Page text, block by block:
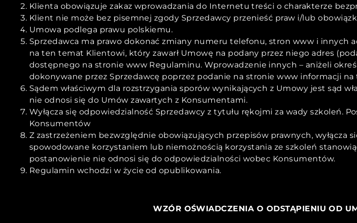
Klienta obowiązuje zakaz wprowadzania do Internetu treści o charakterze
Klient nie może bez pisemnej zgody Sprzedawcy przenieść praw i/lub
Umowa podlega prawu polskiemu.
Sprzedawca ma prawo dokonać zmiany numeru telefonu, stron www i innych
na ten temat Klientowi, który zawarł Umowę na podany przez niego adres
dostępnego na stronie www Regulaminu. Wprowadzenie innych – aniżeli
dokonywane przez Sprzedawcę poprzez podanie na stronie www informacji
Sądem właściwym dla rozstrzygania sporów wynikających z Umowy jest sąd
nie odnosi się do Umów zawartych z Konsumentami.
Wyłącza się odpowiedzialność Sprzedawcy z tytułu rękojmi za wady szkoleń.
Konsumentów
Z zastrzeżeniem bezwzględnie obowiązujących przepisów prawnych, wyłącza
spowodowane korzystaniem lub niemożnością korzystania ze szkoleń
postanowienie nie odnosi się do odpowiedzialności wobec Konsumentów.
Regulamin wchodzi w życie od opublikowania.
WZÓR OŚWIADCZENIA O ODSTĄPIENIU OD